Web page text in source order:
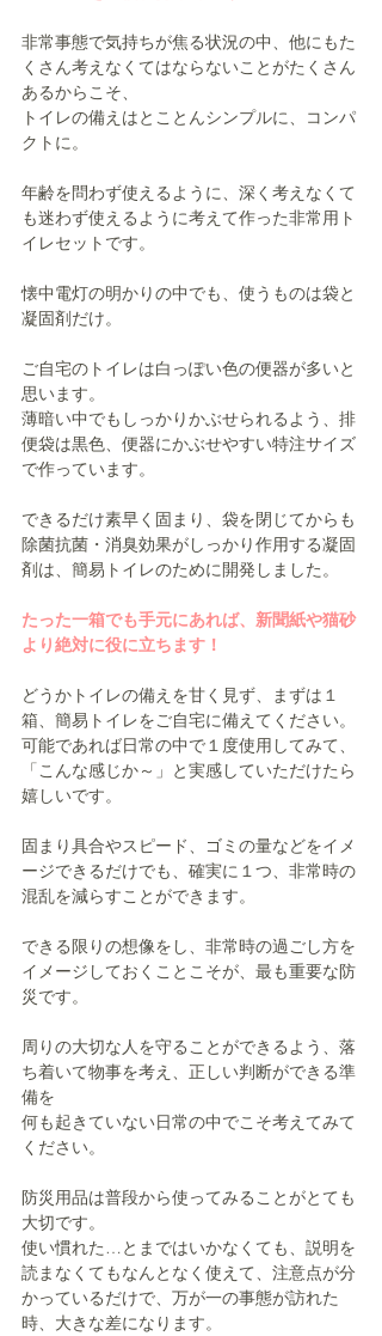
非常事態で気持ちが焦る状況の中、他にもた
くさん考えなくてはならないことがたくさん
あるからこそ、
トイレの備えはとことんシンプルに、コンパ
クトに。
年齢を問わず使えるように、深く考えなくて
も迷わず使えるように考えて作った非常用ト
イレセットです。
懐中電灯の明かりの中でも、使うものは袋と
凝固剤だけ。
ご自宅のトイレは白っぽい色の便器が多いと
思います。
薄暗い中でもしっかりかぶせられるよう、排
便袋は黒色、便器にかぶせやすい特注サイズ
で作っています。
できるだけ素早く固まり、袋を閉じてからも
除菌抗菌・消臭効果がしっかり作用する凝固
剤は、簡易トイレのために開発しました。
たった一箱でも手元にあれば、新聞紙や猫砂
より絶対に役に立ちます！
どうかトイレの備えを甘く見ず、まずは１
箱、簡易トイレをご自宅に備えてください。
可能であれば日常の中で１度使用してみて、
「こんな感じか～」と実感していただけたら
嬉しいです。
固まり具合やスピード、ゴミの量などをイメ
ージできるだけでも、確実に１つ、非常時の
混乱を減らすことができます。
できる限りの想像をし、非常時の過ごし方を
イメージしておくことこそが、最も重要な防
災です。
周りの大切な人を守ることができるよう、落
ち着いて物事を考え、正しい判断ができる準
備を
何も起きていない日常の中でこそ考えてみて
ください。
防災用品は普段から使ってみることがとても
大切です。
使い慣れた…とまではいかなくても、説明を
読まなくてもなんとなく使えて、注意点が分
かっているだけで、万が一の事態が訪れた
時、大きな差になります。